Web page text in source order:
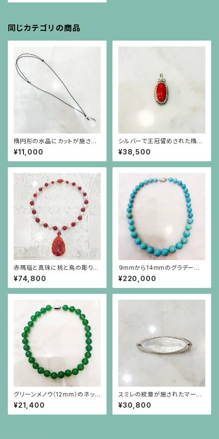
同じカテゴリの商品
楕円形の水晶にカットが施され
たシルバーボールの黒紐のネッ
クレス
¥11,000
シルバーで王冠留めされた楕円
形の赤珊瑚、芥子パールのペン
ダント（チェーン別）
¥38,500
赤瑪瑙と真珠に桃と鳥の彫りの
赤瑪瑙が揺れるネックレス
¥74,800
９mmから14mmのグラデーショ
ンのターコイズネックレス
¥220,000
グリーンメノウ（12mm）のネック
レス
¥21,400
スミレの紋章が施されたマーキ
ス型の白蝶貝、エメラルド、ルビ
ーのシルバーブローチ兼ペンダ
ント
¥30,800